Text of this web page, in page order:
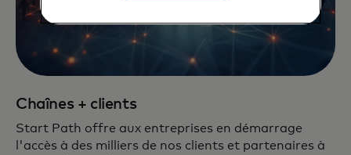
Chaînes + clients
Start Path offre aux entreprises en démarrage
l'accès à des milliers de nos clients et partenaires à